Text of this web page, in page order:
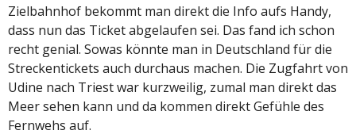
Zielbahnhof bekommt man direkt die Info aufs Handy,
dass nun das Ticket abgelaufen sei. Das fand ich schon
recht genial. Sowas könnte man in Deutschland für die
Streckentickets auch durchaus machen. Die Zugfahrt von
Udine nach Triest war kurzweilig, zumal man direkt das
Meer sehen kann und da kommen direkt Gefühle des
Fernwehs auf.